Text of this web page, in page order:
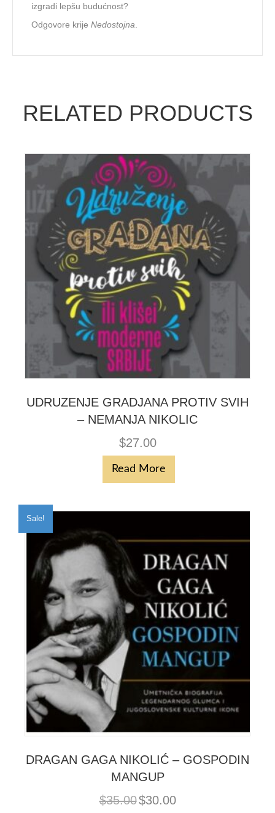
izgradi lepšu budućnost?
Odgovore krije Nedostojna
RELATED PRODUCTS
UDRUZENJE GRADJANA PROTIV SVIH
– NEMANJA NIKOLIC
$27.00
Read More
Sale!
DRAGAN GAGA NIKOLIĆ – GOSPODIN
MANGUP
$35.00 Original
price
$30.00Current
price